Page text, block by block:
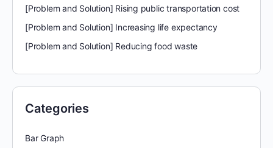
[Problem and Solution] Rising public transportation cost
[Problem and Solution] Increasing life expectancy
[Problem and Solution] Reducing food waste
Categories
Bar Graph